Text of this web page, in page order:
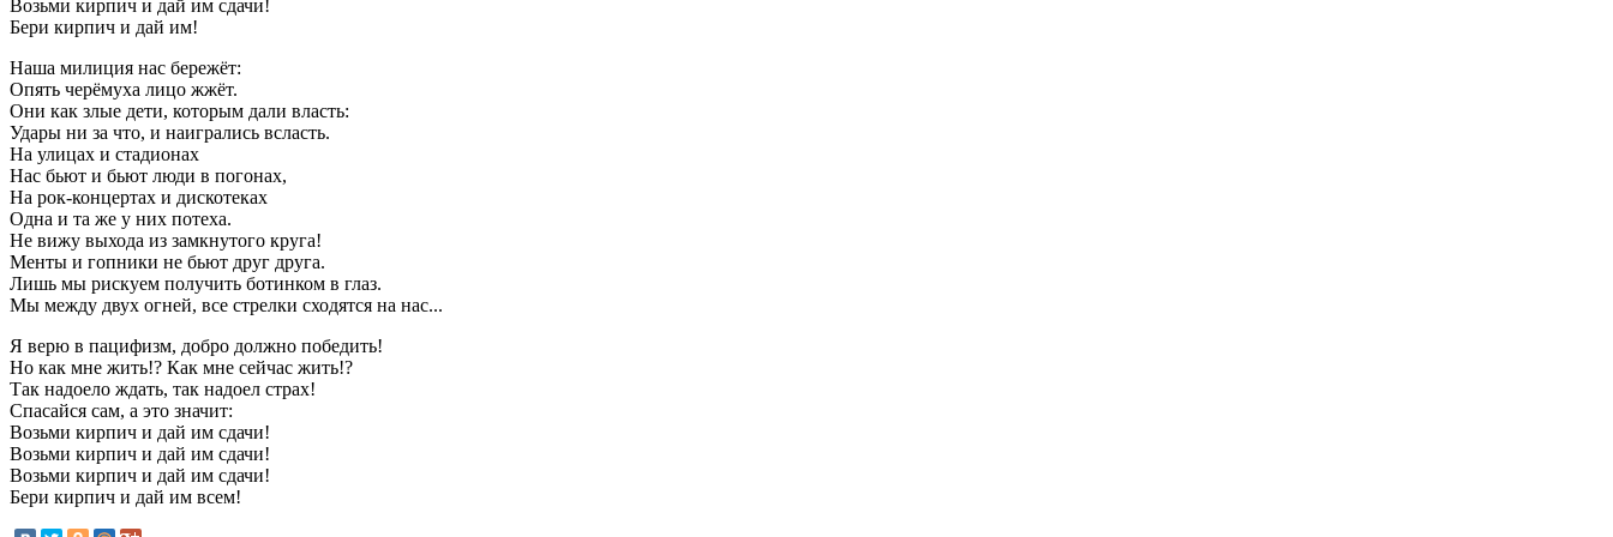
Возьми кирпич и дай им сдачи!
Бери кирпич и дай им!
Наша милиция нас бережёт:
Опять черёмуха лицо жжёт.
Они как злые дети, которым дали власть:
Удары ни за что, и наигрались всласть.
На улицах и стадионах
Нас бьют и бьют люди в погонах,
На рок-концертах и дискотеках
Одна и та же у них потеха.
Не вижу выхода из замкнутого круга!
Менты и гопники не бьют друг друга.
Лишь мы рискуем получить ботинком в глаз.
Мы между двух огней, все стрелки сходятся на нас...
Я верю в пацифизм, добро должно победить!
Но как мне жить!? Как мне сейчас жить!?
Так надоело ждать, так надоел страх!
Спасайся сам, а это значит:
Возьми кирпич и дай им сдачи!
Возьми кирпич и дай им сдачи!
Возьми кирпич и дай им сдачи!
Бери кирпич и дай им всем!